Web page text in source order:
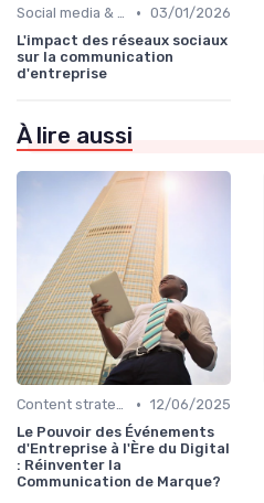
Social media & e-réputation • 03/01/2026
L'impact des réseaux sociaux
sur la communication
d'entreprise
À lire aussi
Content strategy & content marketing • 12/06/2025
Le Pouvoir des Événements
d'Entreprise à l'Ère du Digital
: Réinventer la
Communication de Marque?